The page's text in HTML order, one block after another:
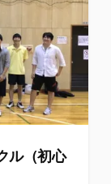
ル（初心